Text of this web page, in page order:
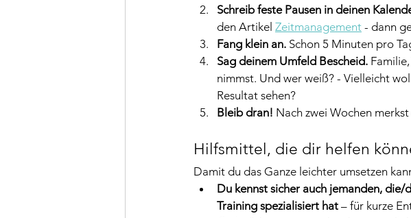
Schreib feste Pausen in deinen
den Artikel Zeitmanagement - dann
Fang klein an. Schon 5 Minuten pro
Sag deinem Umfeld Bescheid.
nimmst. Und wer weiß? - Vielleicht
Resultat sehen?
Bleib dran! Nach zwei Wochen
Hilfsmittel, die dir helfen
Damit du das Ganze leichter umsetzen
Du kennst sicher auch jemanden,
Training spezialisiert hat – für kurze